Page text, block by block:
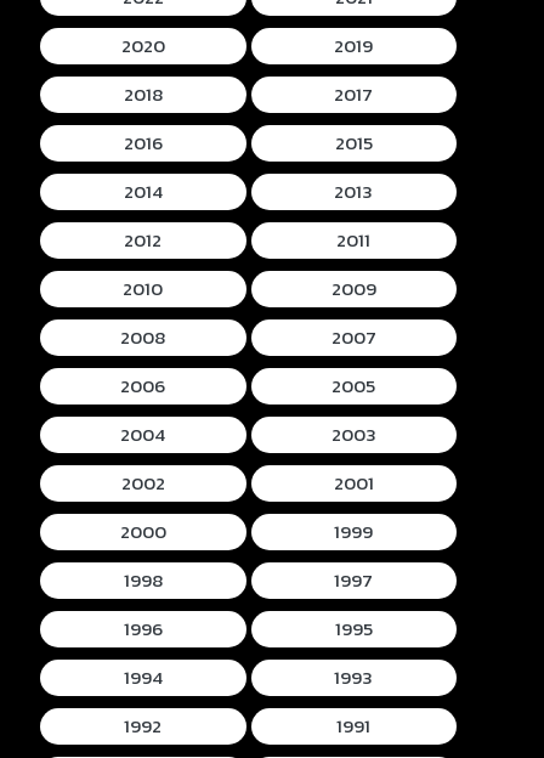
2020
2019
2018
2017
2016
2015
2014
2013
2012
2011
2010
2009
2008
2007
2006
2005
2004
2003
2002
2001
2000
1999
1998
1997
1996
1995
1994
1993
1992
1991